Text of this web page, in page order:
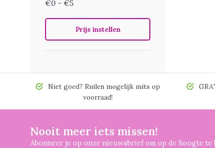
€0 - €5
Prijs instellen
Niet goed? Ruilen mogelijk mits op
voorraad!
Nooit meer iets missen!
Abonneer je op onze nieuwsbrief om op de hoogte te